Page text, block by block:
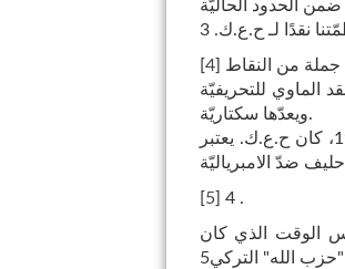
نقدًا لـ ح.ع.ك. 3
[4]
الماوي للتحريفيّة
ويعدّها سكتاريّة.
خلال الحقبة التي كانت قيادته لاجئة في سوريا ولبنان، في السنوات 1980 و1990، كان ح.ع.ك. يعتبر
[5] 4 .
الوقت الذي كان
الله" التركي5